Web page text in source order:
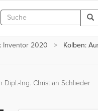
Inventor 2020
Kolben:
Dipl.-Ing. Christian Schlieder